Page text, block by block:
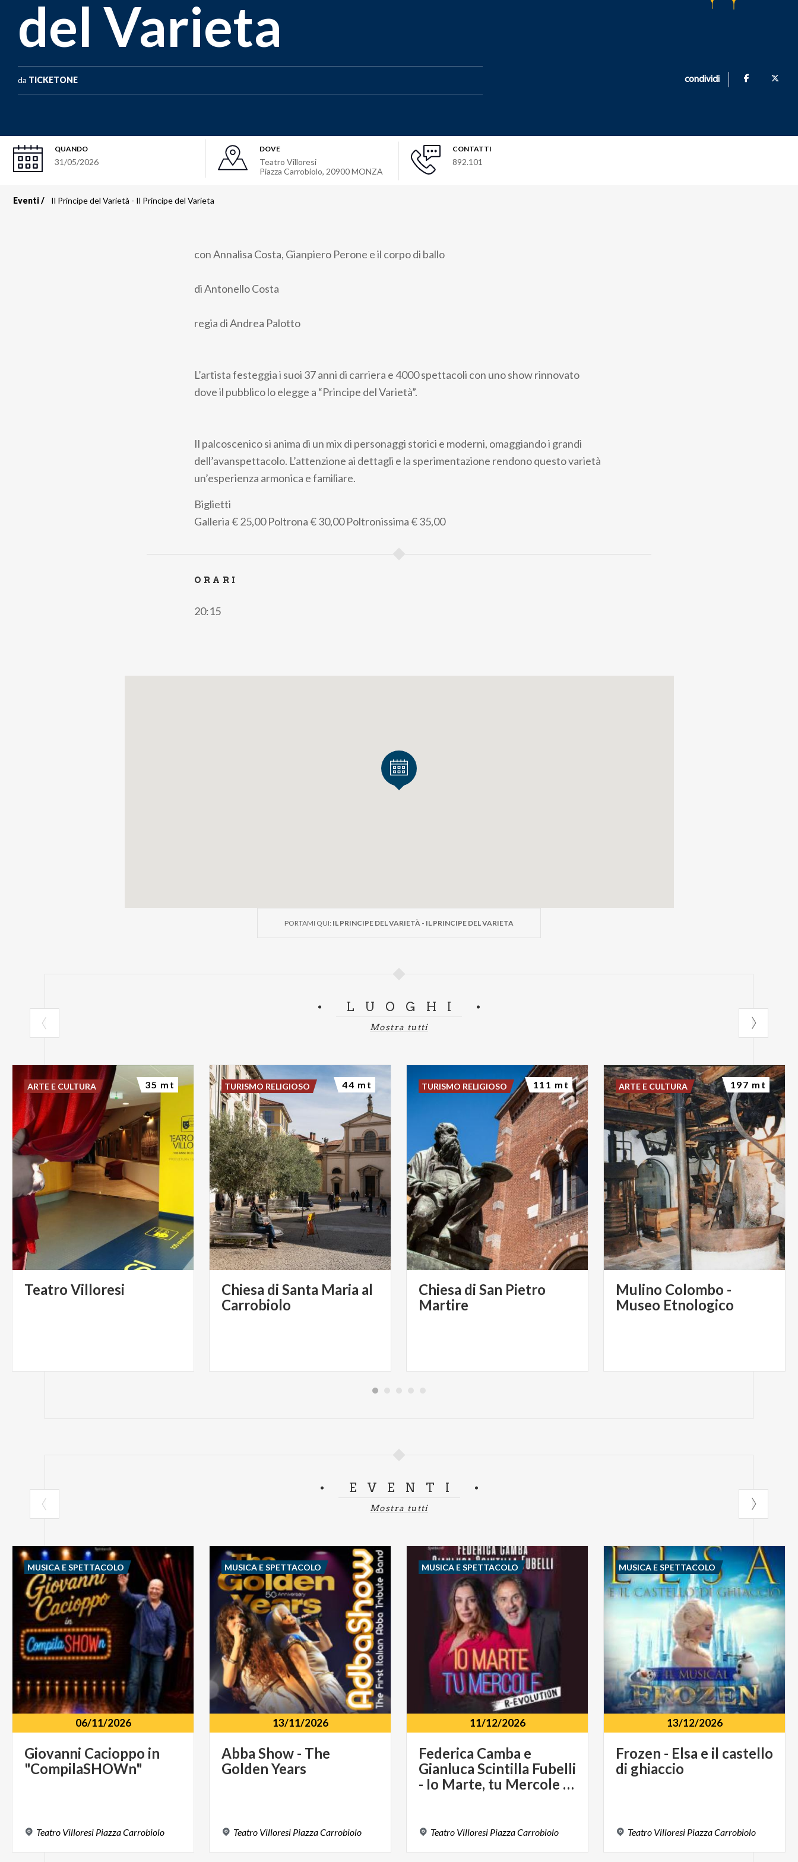
del Varieta
da TICKETONE condividi
QUANDO
31/05/2026
DOVE
Teatro Villoresi
Piazza Carrobiolo, 20900MONZA
CONTATTI
892.101
Briciole
Eventi Il Principe del Varietà - Il Principe del Varieta
con Annalisa Costa, Gianpiero Perone e il corpo di ballo
di Antonello Costa
regia di Andrea Palotto
L’artista festeggia i suoi 37 anni di carriera e 4000 spettacoli con uno show rinnovato
dove il pubblico lo elegge a “Principe del Varietà”.
Il palcoscenico si anima di un mix di personaggi storici e moderni, omaggiando i grandi
dell’avanspettacolo. L’attenzione ai dettagli e la sperimentazione rendono questo varietà
un’esperienza armonica e familiare.
Biglietti
Galleria€ 25,00 Poltrona€ 30,00 Poltronissima€ 35,00
ORARI
20:15
PORTAMI QUI: IL PRINCIPE DEL VARIETÀ - IL PRINCIPE DEL VARIETA
LUOGHI
Mostra tutti
Teatro Villoresi
ARTE E CULTURA 35 mt
Chiesa di Santa Maria al
Carrobiolo
TURISMO RELIGIOSO 44 mt
Chiesa di San Pietro
Martire
TURISMO RELIGIOSO 111 mt
Mulino Colombo -
Museo Etnologico
ARTE E CULTURA 197 mt
EVENTI
Mostra tutti
06/11/2026
Giovanni Cacioppo in
"CompilaSHOWn"
Teatro Villoresi PiazzaCarrobiolo
MUSICA E SPETTACOLO
13/11/2026
Abba Show - The
Golden Years
Teatro Villoresi PiazzaCarrobiolo
MUSICA E SPETTACOLO
11/12/2026
Federica Camba e
Gianluca Scintilla Fubelli
- Io Marte, tu Mercole R-Evolution
Teatro Villoresi PiazzaCarrobiolo
MUSICA E SPETTACOLO
13/12/2026
Frozen - Elsa e il castello
di ghiaccio
Teatro Villoresi PiazzaCarrobiolo
MUSICA E SPETTACOLO